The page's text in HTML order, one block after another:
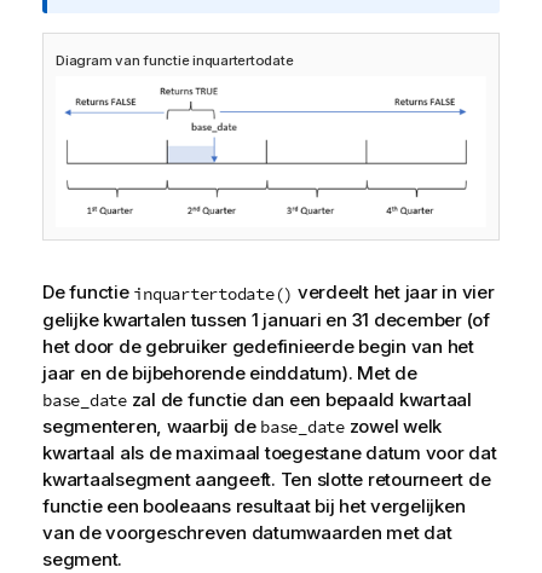
r
m
t
e
Diagram van functie inquartertodate
De functie inquartertodate() verdeelt het jaar in vier
gelijke kwartalen tussen 1 januari en 31 december (of
het door de gebruiker gedefinieerde begin van het
jaar en de bijbehorende einddatum). Met de
base_datezal de functie dan een bepaald kwartaal
segmenteren, waarbij de base_datezowel welk
kwartaal als de maximaal toegestane datum voor dat
kwartaalsegment aangeeft. Ten slotte retourneert de
functie een booleaans resultaat bij het vergelijken
van de voorgeschreven datumwaarden met dat
segment.